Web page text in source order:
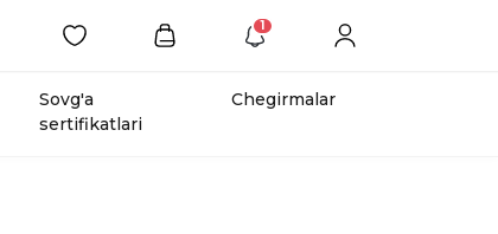
1
Sovg'a
sertifikatlari
Chegirmalar